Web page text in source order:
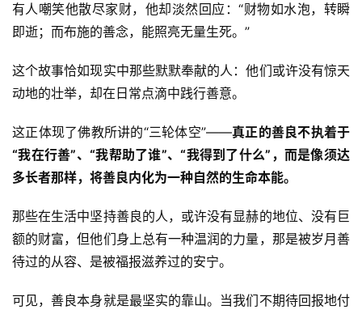
有人嘲笑他散尽家财，他却淡然回应：“财物如水泡，转瞬
即逝；而布施的善念，能照亮无量生死。”
这个故事恰如现实中那些默默奉献的人：他们或许没有惊天
动地的壮举，却在日常点滴中践行善意。
这正体现了佛教所讲的“三轮体空”——真正的善良不执着于
“我在行善”、“我帮助了谁”、“我得到了什么”，而是像须达
多长者那样，将善良内化为一种自然的生命本能。
那些在生活中坚持善良的人，或许没有显赫的地位、没有巨
额的财富，但他们身上总有一种温润的力量，那是被岁月善
待过的从容、是被福报滋养过的安宁。
可见，善良本身就是最坚实的靠山。当我们不期待回报地付